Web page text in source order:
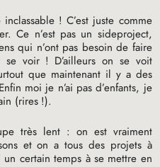
! C’est juste comme
Ce n’est pas un sideproject,
qui n’ont pas besoin de faire
se voir ! D’ailleurs on se voit
que maintenant il y a des
moi je n’ai pas d’enfants, je
(rires !).
très lent : on est vraiment
et on a tous des projets à
certain temps à se mettre en